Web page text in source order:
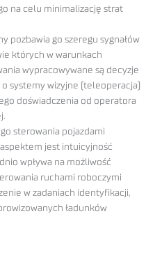
na celu minimalizację strat
pozbawia go szeregu sygnałów
których w warunkach
wypracowywane są decyzje
systemy wizyjne (teleoperacja)
doświadczenia od operatora
sterowania pojazdami
jest intuicyjność
wpływa na możliwość
ruchami roboczymi
w zadaniach identyfikacji,
ładunków